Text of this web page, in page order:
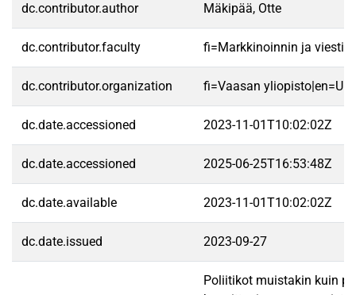
dc.contributor.author Mäkipää, Otte
dc.contributor.faculty fi=Markkinoinnin ja
dc.contributor.organization fi=Vaasan
dc.date.accessioned 2023-11-01T10:02:02Z
dc.date.accessioned 2025-06-25T16:53:48Z
dc.date.available 2023-11-01T10:02:02Z
dc.date.issued 2023-09-27
Poliitikot muistakin kuin